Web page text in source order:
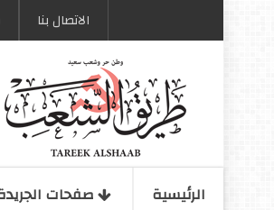
الاتصال بنا
الرئیسیة صفحات